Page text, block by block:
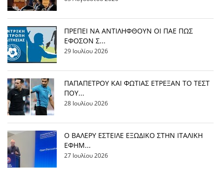
ΠΡΕΠΕΙ ΝΑ ΑΝΤΙΛΗΦΘΟΥΝ ΟΙ ΠΑΕ ΠΩΣ
ΕΦΟΣΟΝ Σ...
29 Ιουλίου 2026
ΠΑΠΑΠΕΤΡΟΥ ΚΑΙ ΦΩΤΙΑΣ ΕΤΡΕΞΑΝ ΤΟ ΤΕΣΤ
ΠΟΥ...
28 Ιουλίου 2026
Ο ΒΑΛΕΡΥ ΕΣΤΕΙΛΕ ΕΞΩΔΙΚΟ ΣΤΗΝ ΙΤΑΛΙΚΗ
ΕΦΗΜ...
27 Ιουλίου 2026